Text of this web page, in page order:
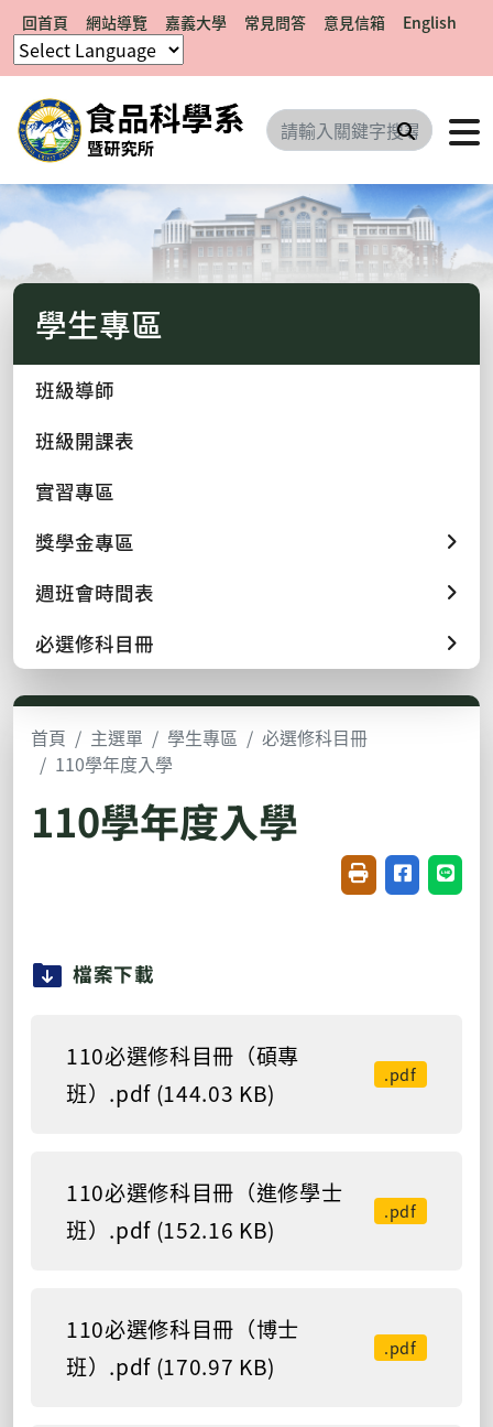
回首頁 網站導覽 嘉義大學 常見問答 意見信箱 English
搜尋
學生專區
班級導師
班級開課表
實習專區
獎學金專區
週班會時間表
必選修科目冊
首頁 主選單 學生專區
必選修科目冊
110學年度入學
110學年度入學
友善列印(開新視
分享至臉書
分享
檔案下載
110必選修科目冊（碩專
班）.pdf (144.03 KB)
.pdf
110必選修科目冊（進修學士
班）.pdf (152.16 KB)
.pdf
110必選修科目冊（博士
班）.pdf (170.97 KB)
.pdf